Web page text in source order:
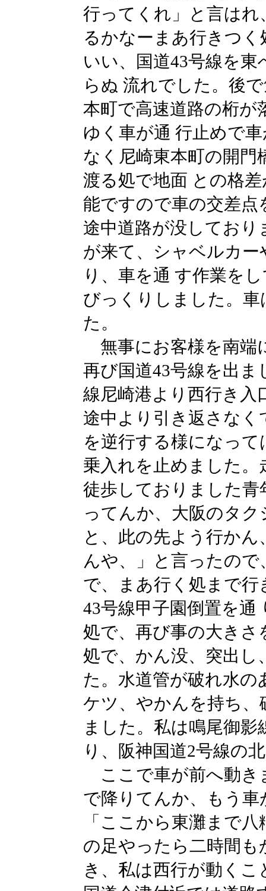
行ってくれ」と言は
るかなーまあ行きつ
いい、国道43号線を
らぬ 流れでした。後
本町で高速道路の桁が
ゆく車が通 行止めで
なく尼崎東本町の開
渡る処で地面 との格
能ですので車の交差点
途中道路が没してお
が来て、シャベルカ
り、車を通 す作業を
びっくりしました。
た。
無事にお客様を南端
再び国道43号線を出
線尼崎港より西行き
途中より引き返さな
を逆行する様になっ
乗入れを止めました。
徒歩しておりました青
ってんか、大阪のタ
と、此の先よう行か
んや、」と言ったの
で、まあ行く処まで
43号線甲子園倒置を通
処で、再び事の大き
処で、かん没、突出
た。水道管が破れ水
ケツ、やかんを持ち
ました。私は鳴尾御
り、阪神国道2号線の
ここで車が前へ動き
で降りてんか、もう
「ここから東灘まで
の足やったら二時間
き、私は西行が動く